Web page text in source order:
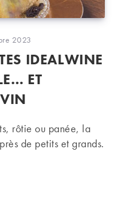
2023
IDEALWINE
ET
rôtie ou panée, la
de petits et grands.
iDealwine avec de la